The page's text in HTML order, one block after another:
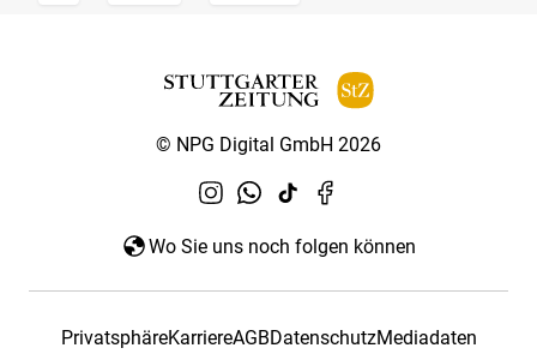
© NPG Digital GmbH 2026
Wo Sie uns noch folgen können
PrivatsphäreKarriereAGBDatenschutzMediadaten